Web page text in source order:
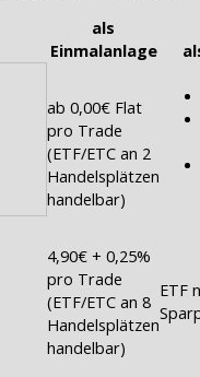
als
Einmalanlage
ab 0,00€ Flat
pro Trade
(ETF/ETC an 2
Handelsplätzen
handelbar)
4,90€ + 0,25%
pro Trade
(ETF/ETC an 8
Handelsplätzen
handelbar)
ETF